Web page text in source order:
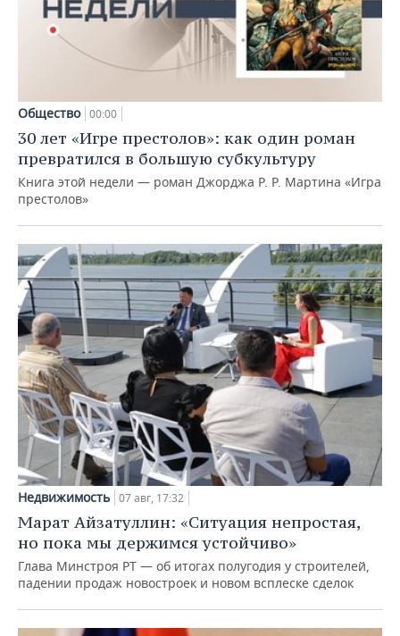
Общество 00:00
30 лет «Игре престолов»: как один роман
превратился в большую субкультуру
Книга этой недели — роман Джорджа Р. Р. Мартина «Игра
престолов»
Недвижимость 07 авг, 17:32
Марат Айзатуллин: «Ситуация непростая,
но пока мы держимся устойчиво»
Глава Минстроя РТ — об итогах полугодия у строителей,
падении продаж новостроек и новом всплеске сделок